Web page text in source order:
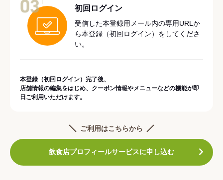
初回ログイン
受信した本登録用メール内の専用URLか
ら本登録（初回ログイン）をしてくださ
い。
本登録（初回ログイン）完了後、
店舗情報の編集をはじめ、クーポン情報やメニューなどの機能が即
日ご利用いただけます。
ご利用はこちらから
飲食店プロフィールサービスに申し込む